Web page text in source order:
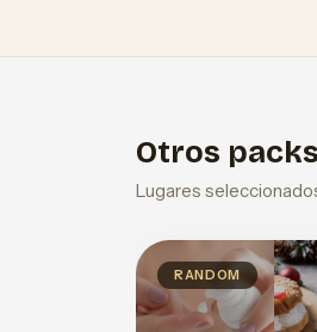
Otros
Lugares
RANDOM